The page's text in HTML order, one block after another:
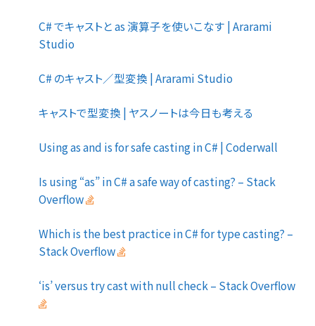
C# でキャストと as 演算子を使いこなす | Ararami
Studio
C# のキャスト／型変換 | Ararami Studio
キャストで型変換 | ヤスノートは今日も考える
Using as and is for safe casting in C# | Coderwall
Is using “as” in C# a safe way of casting? – Stack
Overflow
Which is the best practice in C# for type casting? –
Stack Overflow
‘is’ versus try cast with null check – Stack Overflow